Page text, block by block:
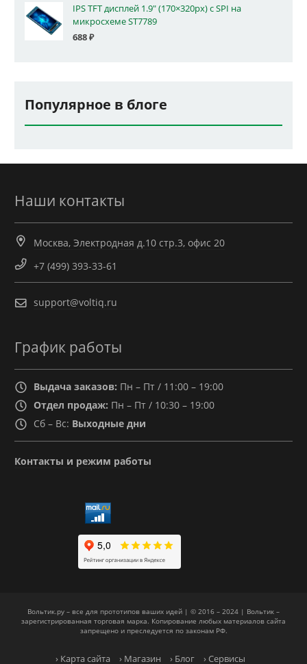
IPS TFT дисплей 1.9" (170×320px) с SPI на
микросхеме ST7789
688₽
Популярное в блоге
Наши контакты
Москва, Электродная д.10 стр.3, офис 20
+7 (499) 393-33-61
support@voltiq.ru
График работы
Выдача заказов: Пн – Пт / 11:00 – 19:00
Отдел продаж: Пн – Пт / 10:30 – 19:00
Сб – Вс: Выходные дни
Контакты и режим работы
Вольтик.ру – все для прототипов ваших идей | © 2016 – 2024 | Вольтик –
зарегистрированная торговая марка. Копирование любых материалов сайта
запрещено и преследуется по законам РФ.
› Карта сайта › Магазин › Блог › Сервисы